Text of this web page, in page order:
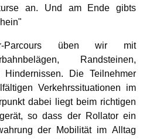
an. Und am Ende gibts
Parcours üben wir mit
Randsteinen,
Die Teilnehmer
Verkehrssituationen im
dabei liegt beim richtigen
so dass der Rollator ein
der Mobilität im Alltag